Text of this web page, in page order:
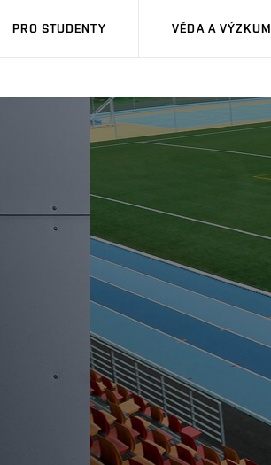
PRO STUDENTY VĚDA A VÝZKUM